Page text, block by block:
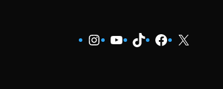
Instagram
YouTube
TikTokFacebook
X